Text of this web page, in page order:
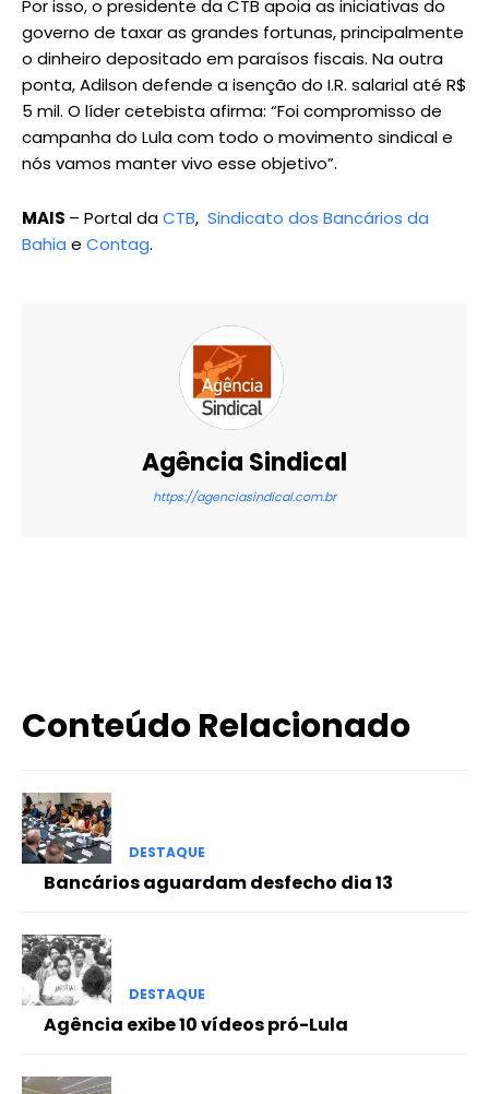
Por isso, o presidente da CTB apoia as iniciativas do
governo de taxar as grandes fortunas, principalmente
o dinheiro depositado em paraísos fiscais. Na outra
ponta, Adilson defende a isenção do I.R. salarial até R$
5 mil. O líder cetebista afirma: “Foi compromisso de
campanha do Lula com todo o movimento sindical e
nós vamos manter vivo esse objetivo”.
MAIS – Portal daCTB, Sindicato dos Bancários da
Bahia e Contag.
Agência Sindical
https://agenciasindical.com.br
Conteúdo Relacionado
DESTAQUE
Bancários aguardam desfecho dia 13
DESTAQUE
Agência exibe 10 vídeos pró-Lula